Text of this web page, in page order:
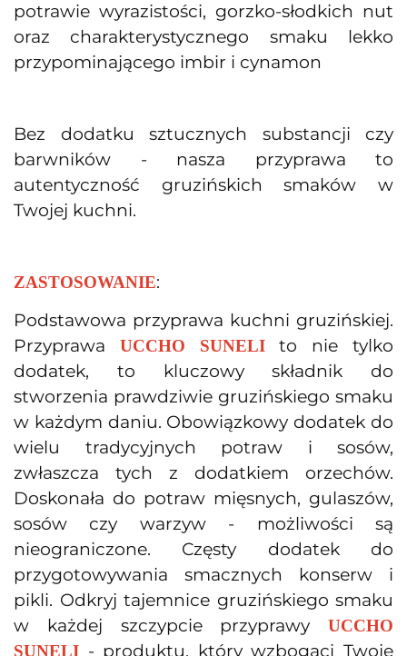
potrawie wyrazistości, gorzko-słodkich nut
oraz charakterystycznego smaku lekko
przypominającego imbir i cynamon
Bez dodatku sztucznych substancji czy
barwników - nasza przyprawa to
autentyczność gruzińskich smaków w
Twojej kuchni.
ZASTOSOWANIE:
Podstawowa przyprawa kuchni gruzińskiej.
Przyprawa UCCHO SUNELIto nie tylko
dodatek, to kluczowy składnik do
stworzenia prawdziwie gruzińskiego smaku
w każdym daniu. Obowiązkowy dodatek do
wielu tradycyjnych potraw i sosów,
zwłaszcza tych z dodatkiem orzechów.
Doskonała do potraw mięsnych, gulaszów,
sosów czy warzyw - możliwości są
nieograniczone. Częsty dodatek do
przygotowywania smacznych konserw i
pikli. Odkryj tajemnice gruzińskiego smaku
w każdej szczypcie przyprawy UCCHO
SUNELI - produktu, który wzbogaci Twoje